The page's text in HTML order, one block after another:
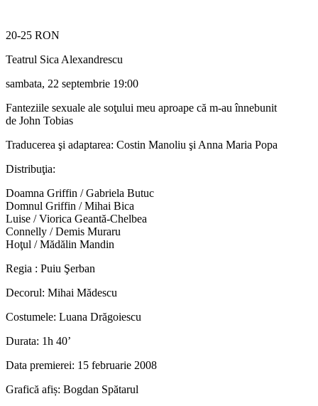
20-25 RON
Teatrul Sica Alexandrescu
sambata, 22 septembrie 19:00
Fanteziile sexuale ale soţului meu aproape că m-au înnebunit
de John Tobias
Traducerea şi adaptarea: Costin Manoliu şi Anna Maria Popa
Distribuţia:
Doamna Griffin / Gabriela Butuc
Domnul Griffin / Mihai Bica
Luise / Viorica Geantă-Chelbea
Connelly / Demis Muraru
Hoţul / Mădălin Mandin
Regia : Puiu Şerban
Decorul: Mihai Mădescu
Costumele: Luana Drăgoiescu
Durata: 1h 40’
Data premierei: 15 februarie 2008
Grafică afiș: Bogdan Spătarul